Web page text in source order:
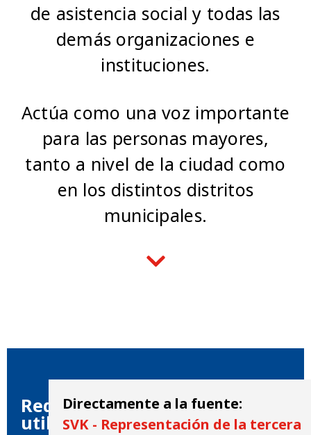
de asistencia social y todas las
demás organizaciones e
instituciones.
Actúa como una voz importante
para las personas mayores,
tanto a nivel de la ciudad como
en los distintos distritos
municipales.
Requisitos previos para su
utilización
Directamente a la fuente:
SVK - Representación de la tercera